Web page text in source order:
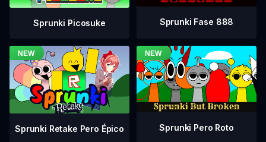
Sprunki Picosuke Sprunki Fase 888
Sprunki Retake Pero Épico Sprunki Pero Roto